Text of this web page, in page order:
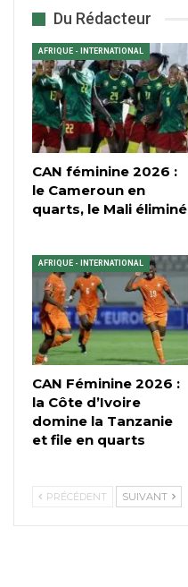
Du Rédacteur
AFRIQUE - INTERNATIONAL
CAN féminine 2026 :
le Cameroun en
quarts, le Mali éliminé
AFRIQUE - INTERNATIONAL
CAN Féminine 2026 :
la Côte d’Ivoire
domine la Tanzanie
et file en quarts
PRÉCÉDENT SUIVANT